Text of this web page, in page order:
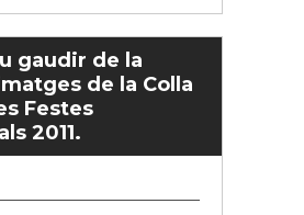
gaudir de la
de la Colla
Festes
2011.